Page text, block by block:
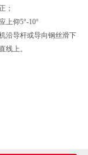
；
仰5°-10°
导杆或导向钢丝滑下
线上。